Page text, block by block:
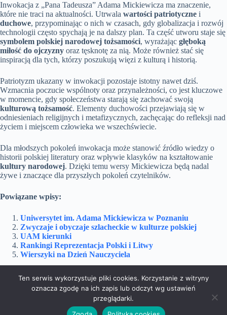
Inwokacja z „Pana Tadeusza” Adama Mickiewicza ma znaczenie,
które nie traci na aktualności. Utrwala wartości patriotyczne i
duchowe, przypominając o nich w czasach, gdy globalizacja i rozwój
technologii często spychają je na dalszy plan. Ta część utworu staje się
symbolem polskiej narodowej tożsamości, wyrażając głęboką
miłość do ojczyzny oraz tęsknotę za nią. Może również stać się
inspiracją dla tych, którzy poszukują więzi z kulturą i historią.
Patriotyzm ukazany w inwokacji pozostaje istotny nawet dziś.
Wzmacnia poczucie wspólnoty oraz przynależności, co jest kluczowe
w momencie, gdy społeczeństwa starają się zachować swoją
kulturową tożsamość. Elementy duchowości przejawiają się w
odniesieniach religijnych i metafizycznych, zachęcając do refleksji nad
życiem i miejscem człowieka we wszechświecie.
Dla młodszych pokoleń inwokacja może stanowić źródło wiedzy o
historii polskiej literatury oraz wpływie klasyków na kształtowanie
kultury narodowej. Dzięki temu wersy Mickiewicza będą nadal
żywe i znaczące dla przyszłych pokoleń czytelników.
Powiązane wpisy:
Uniwersytet im. Adama Mickiewicza w Poznaniu
Zwyczaje i obyczaje szlacheckie w kulturze polskiej
UAM kierunki
Rankingi Reprezentacja Polski i Litwy
Wierszyki na Dzień Nauczyciela
Doradztwo
Podróże Rozrywka
Technologie
Ten serwis wykorzystuje pliki cookies. Korzystanie z witryny
oznacza zgodę na ich zapis lub odczyt wg ustawień
przeglądarki.